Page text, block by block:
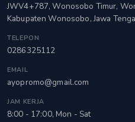
JWV4+787, Wonosobo Timur,
Kabupaten Wonosobo, Jawa
TELEPON
0286325112
EMAIL
ayopromo@gmail.com
JAM KERJA
8:00 - 17:00, Mon - Sat